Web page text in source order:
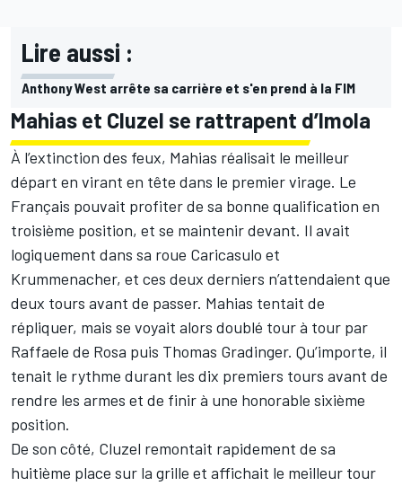
Lire aussi :
Anthony West arrête sa carrière et s'en prend à la FIM
Mahias et Cluzel se rattrapent d’Imola
À l’extinction des feux, Mahias réalisait le meilleur
départ en virant en tête dans le premier virage. Le
Français pouvait profiter de sa bonne qualification en
troisième position, et se maintenir devant. Il avait
logiquement dans sa roue Caricasulo et
Krummenacher, et ces deux derniers n’attendaient que
deux tours avant de passer. Mahias tentait de
répliquer, mais se voyait alors doublé tour à tour par
Raffaele de Rosa puis Thomas Gradinger. Qu’importe, il
tenait le rythme durant les dix premiers tours avant de
rendre les armes et de finir à une honorable sixième
position.
De son côté, Cluzel remontait rapidement de sa
huitième place sur la grille et affichait le meilleur tour